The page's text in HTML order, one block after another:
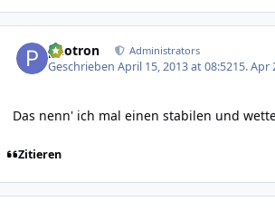
photron Administrators
GeschriebenApril 15, 2013 at 08:5215. Apr
Das nenn' ich mal einen stabilen und
Zitieren